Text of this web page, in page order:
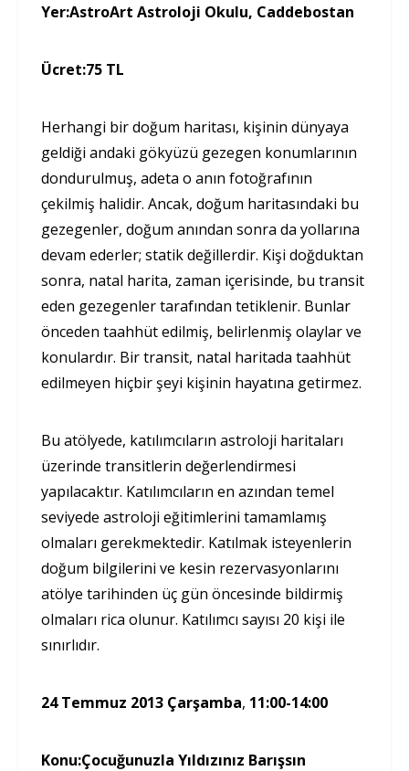
Yer:AstroArt Astroloji Okulu, Caddebostan
Ücret:75 TL
Herhangi bir doğum haritası, kişinin dünyaya
geldiği andaki gökyüzü gezegen konumları­nın
dondurulmuş, adeta o anın fotoğrafının
çekilmiş halidir. Ancak, doğum haritasında­ki bu
gezegenler, doğum anından sonra da yollarına
devam ederler; statik değillerdir. Kişi doğduktan
sonra, natal harita, zaman içerisinde, bu transit
eden gezegenler tara­fından tetiklenir. Bunlar
önceden taahhüt edilmiş, belirlenmiş olaylar ve
konulardır. Bir transit, natal haritada taahhüt
edilme­yen hiçbir şeyi kişinin hayatına getirmez.
Bu atölyede, katılımcıların astroloji haritaları
üzerinde transitlerin değerlendirmesi
yapılacaktır. Katılımcıların en azından temel
seviyede astroloji eğitimlerini tamamlamış
olmaları gerekmektedir. Katılmak isteyenlerin
doğum bilgilerini ve kesin rezervasyonlarını
atölye tarihinden üç gün öncesinde bildirmiş
olmaları rica olunur. Katılımcı sayısı 20 kişi ile
sınırlıdır.
24 Temmuz 2013 Çarşamba, 11:00-14:00
Konu:Çocuğunuzla Yıldızınız Barışsın